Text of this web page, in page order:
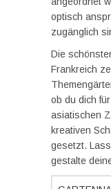
optisch
zugänglich
Die
Frankreich
ob du dich
asiatischen
kreativen
gesetzt.
gestalte